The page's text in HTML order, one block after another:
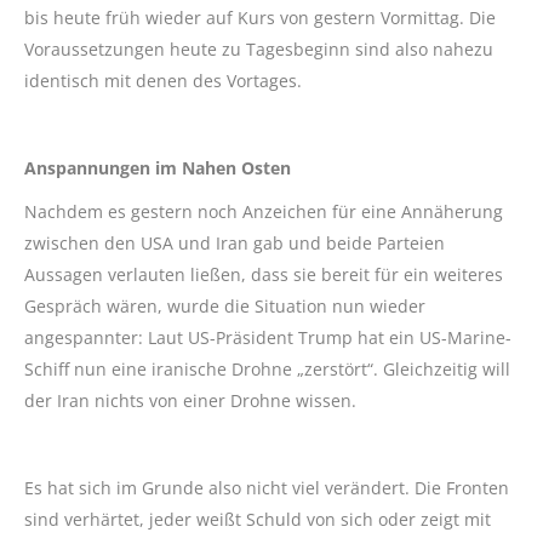
bis heute früh wieder auf Kurs von gestern Vormittag. Die
Voraussetzungen heute zu Tagesbeginn sind also nahezu
identisch mit denen des Vortages.
Anspannungen im Nahen Osten
Nachdem es gestern noch Anzeichen für eine Annäherung
zwischen den USA und Iran gab und beide Parteien
Aussagen verlauten ließen, dass sie bereit für ein weiteres
Gespräch wären, wurde die Situation nun wieder
angespannter: Laut US-Präsident Trump hat ein US-Marine-
Schiff nun eine iranische Drohne „zerstört“. Gleichzeitig will
der Iran nichts von einer Drohne wissen.
Es hat sich im Grunde also nicht viel verändert. Die Fronten
sind verhärtet, jeder weißt Schuld von sich oder zeigt mit